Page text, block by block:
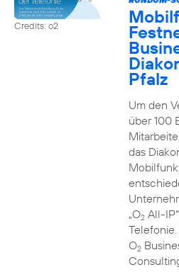
Credits: o2
Pfalz
Um den
über 100
das
„O2All-
O2